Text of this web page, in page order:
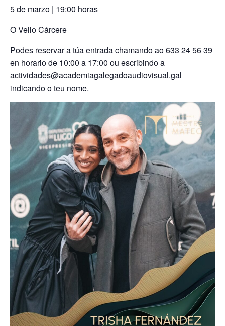
5 de marzo | 19:00 horas
O Vello Cárcere
Podes reservar a túa entrada chamando ao 633 24 56 39
en horario de 10:00 a 17:00 ou escribindo a
actividades@academiagalegadoaudiovisual.gal
indicando o teu nome.